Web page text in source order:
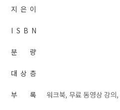
지 은 이
I S B N
분 량
대 상 층
부 록
워크북, 무료 동영상 강